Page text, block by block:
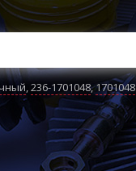
,236-1701048,1701048